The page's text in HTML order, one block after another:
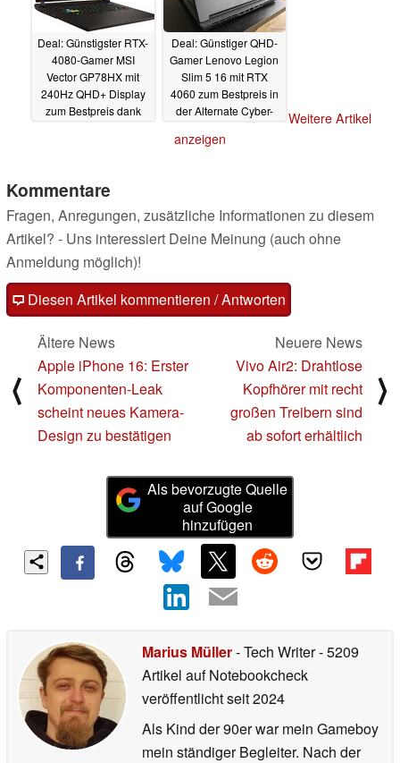
Deal: Günstigster RTX-
4080-Gamer MSI
Vector GP78HX mit
240Hz QHD+ Display
zum Bestpreis dank
Deal: Günstiger QHD-
Gamer Lenovo Legion
Slim 5 16 mit RTX
4060 zum Bestpreis in
der Alternate Cyber-
Weitere Artikel
anzeigen
Kommentare
Fragen, Anregungen, zusätzliche Informationen zu diesem
Artikel? - Uns interessiert Deine Meinung (auch ohne
Anmeldung möglich)!
Diesen Artikel kommentieren / Antworten
⟨
Ältere News
Apple iPhone 16: Erster
Komponenten-Leak
scheint neues Kamera-
Design zu bestätigen
Neuere News
Vivo Air2: Drahtlose
Kopfhörer mit recht
großen Treibern sind
ab sofort erhältlich
⟩
Als bevorzugte Quelle
auf Google
hinzufügen
Marius Müller- Tech Writer- 5209
Artikel auf Notebookcheck
veröffentlichtseit 2024
Als Kind der 90er war mein Gameboy
mein ständiger Begleiter. Nach der